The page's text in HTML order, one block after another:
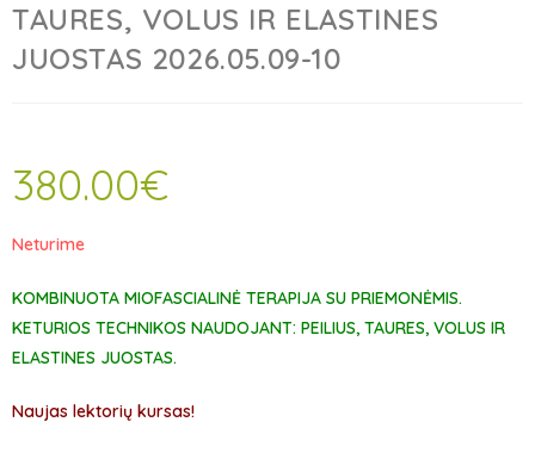
TAURES, VOLUS IR ELASTINES
JUOSTAS 2026.05.09-10
380.00€
Neturime
KOMBINUOTA MIOFASCIALINĖ TERAPIJA SU PRIEMONĖMIS.
KETURIOS TECHNIKOS NAUDOJANT: PEILIUS, TAURES, VOLUS IR
ELASTINES JUOSTAS.
Naujas lektorių kursas!